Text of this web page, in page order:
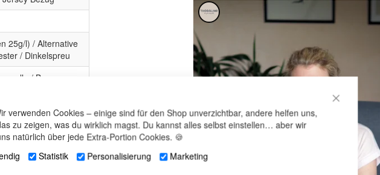
verwenden Cookies – einige sind für den Shop unverzichtbar, andere helfen uns,
zu zeigen, was du wirklich magst. Du kannst alles selbst einstellen… aber wir
natürlich über jede Extra-Portion Cookies. 🍪
Statistik Personalisierung Marketing
25g/l) / Alternative
/ Dinkelspreu
/ Bezug aus
oder
Gewicht ca.